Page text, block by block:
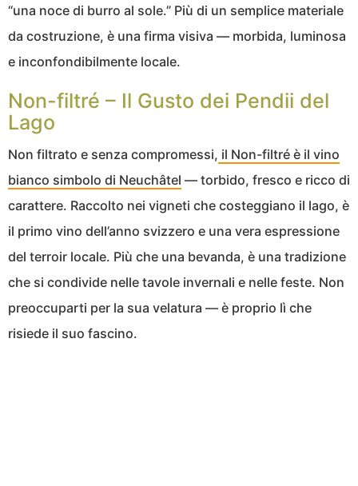
“una noce di burro al sole.” Più di un semplice materiale
da costruzione, è una firma visiva — morbida, luminosa
e inconfondibilmente locale.
Non-filtré – Il Gusto dei Pendii del
Lago
Non filtrato e senza compromessi, il Non-filtré è il vino
bianco simbolo di Neuchâtel — torbido, fresco e ricco di
carattere. Raccolto nei vigneti che costeggiano il lago, è
il primo vino dell’anno svizzero e una vera espressione
del terroir locale. Più che una bevanda, è una tradizione
che si condivide nelle tavole invernali e nelle feste. Non
preoccuparti per la sua velatura — è proprio lì che
risiede il suo fascino.